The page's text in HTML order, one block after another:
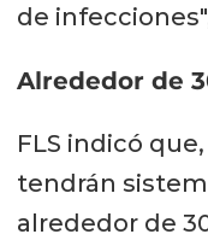
de
Alrededor de
FLS indicó
tendrán
alrededor de